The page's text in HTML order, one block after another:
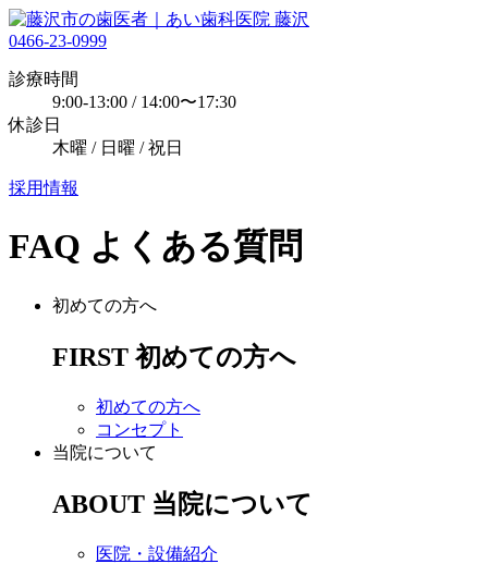
0466-23-0999
診療時間
9:00-13:00 / 14:00〜17:30
休診日
木曜 / 日曜 / 祝日
採用情報
FAQ よくある質問
初めての方へ
FIRST 初めての方へ
初めての方へ
コンセプト
当院について
ABOUT 当院について
医院・設備紹介